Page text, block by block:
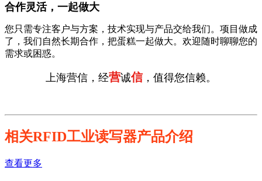
合作灵活，一起做大
您只需专注客户与方案，技术实现与产品交给我们。项目做成
了，我们自然长期合作，把蛋糕一起做大。欢迎随时聊聊您的
需求或困惑。
上海营信，经营诚信，值得您信赖。
相关RFID工业读写器产品介绍
查看更多